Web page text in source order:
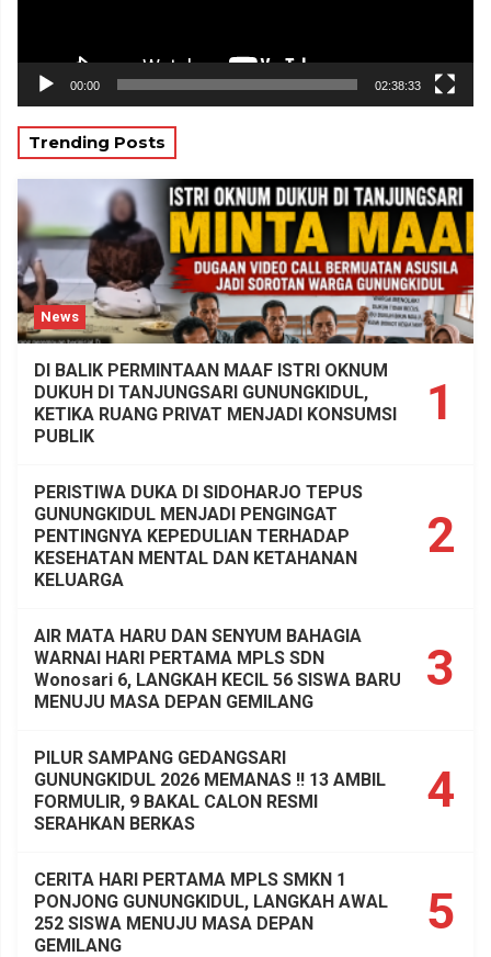
00:00 02:38:33
Trending Posts
News
1
DI BALIK PERMINTAAN MAAF ISTRI OKNUM
DUKUH DI TANJUNGSARI GUNUNGKIDUL,
KETIKA RUANG PRIVAT MENJADI KONSUMSI
PUBLIK
2
PERISTIWA DUKA DI SIDOHARJO TEPUS
GUNUNGKIDUL MENJADI PENGINGAT
PENTINGNYA KEPEDULIAN TERHADAP
KESEHATAN MENTAL DAN KETAHANAN
KELUARGA
3
AIR MATA HARU DAN SENYUM BAHAGIA
WARNAI HARI PERTAMA MPLS SDN
Wonosari 6, LANGKAH KECIL 56 SISWA BARU
MENUJU MASA DEPAN GEMILANG
4
PILUR SAMPANG GEDANGSARI
GUNUNGKIDUL 2026 MEMANAS !! 13 AMBIL
FORMULIR, 9 BAKAL CALON RESMI
SERAHKAN BERKAS
5
CERITA HARI PERTAMA MPLS SMKN 1
PONJONG GUNUNGKIDUL, LANGKAH AWAL
252 SISWA MENUJU MASA DEPAN
GEMILANG